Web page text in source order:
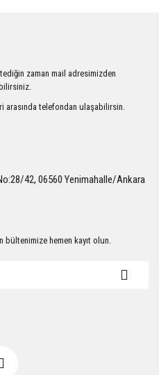
zaman mail adresimizden
arasında telefondan ulaşabilirsin.
42, 06560 Yenimahalle/Ankara
bültenimize hemen kayıt olun.